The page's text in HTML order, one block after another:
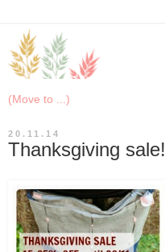
20.11.14
Thanksgiving sale!